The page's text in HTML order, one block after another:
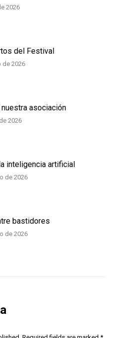
2026
del Festival
de 2026
asociación
2026
inteligencia artificial
de 2026
bastidores
de 2026